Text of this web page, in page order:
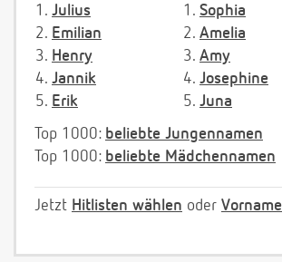
1. Julius
2. Emilian
3. Henry
4. Jannik
5. Erik
1. Sophia
2. Amelia
3. Amy
4. Josephine
5. Juna
Top 1000: beliebte Jungennamen
Top 1000: beliebte Mädchennamen
Jetzt Hitlisten wählen oder